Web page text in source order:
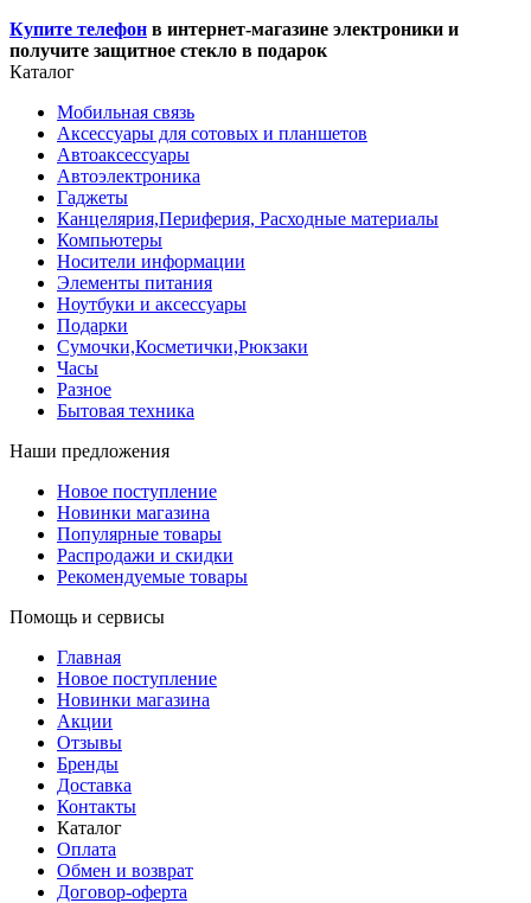
Купите телефон в интернет-магазине электроники и
получите защитное стекло в подарок
Каталог
Мобильная связь
Аксессуары для сотовых и планшетов
Автоаксессуары
Автоэлектроника
Гаджеты
Канцелярия,Периферия, Расходные материалы
Компьютеры
Носители информации
Элементы питания
Ноутбуки и аксессуары
Подарки
Сумочки,Косметички,Рюкзаки
Часы
Разное
Бытовая техника
Наши предложения
Новое поступление
Новинки магазина
Популярные товары
Распродажи и скидки
Рекомендуемые товары
Помощь и сервисы
Главная
Новое поступление
Новинки магазина
Акции
Отзывы
Бренды
Доставка
Контакты
Каталог
Оплата
Обмен и возврат
Договор-оферта